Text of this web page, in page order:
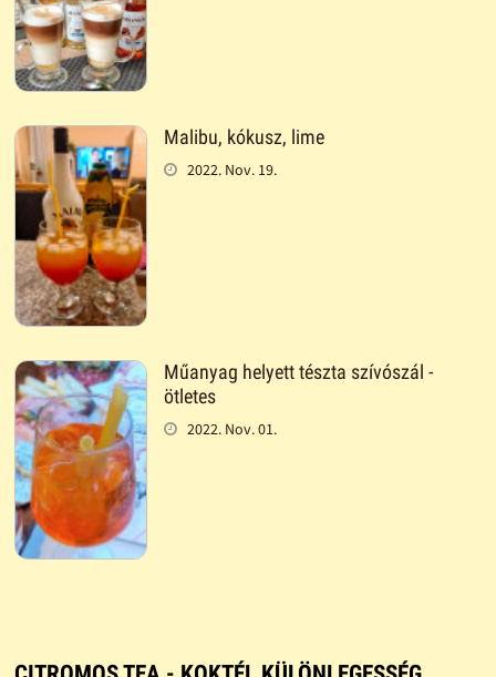
Malibu, kókusz, lime
2022. Nov. 19.
Műanyag helyett tészta szívószál -
ötletes
2022. Nov. 01.